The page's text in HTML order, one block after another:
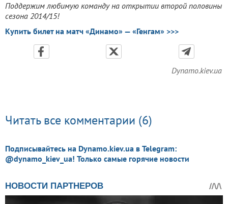
Поддержим любимую команду на открытии второй половины
сезона 2014/15!
Купить билет на матч «Динамо» — «Генгам» >>>
Dynamo.kiev.ua
Читать все комментарии (6)
Подписывайтесь на Dynamo.kiev.ua в Telegram:
@dynamo_kiev_ua! Только самые горячие новости